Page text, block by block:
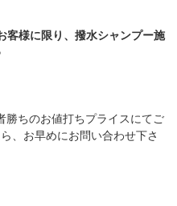
客様に限り、撥水シャンプー施
ちのお値打ちプライスにてご
、お早めにお問い合わせ下さ